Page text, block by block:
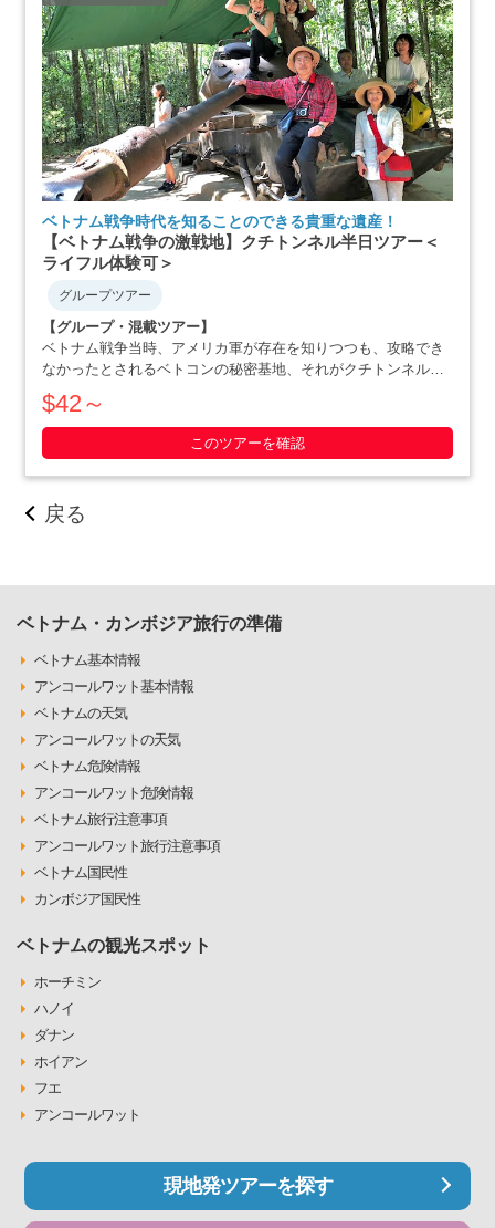
ベトナム戦争時代を知ることのできる貴重な遺産！
【ベトナム戦争の激戦地】クチトンネル半日ツアー＜
ライフル体験可＞
グループツアー
【グループ・混載ツアー】
ベトナム戦争当時、アメリカ軍が存在を知りつつも、攻略でき
なかったとされるベトコンの秘密基地、それがクチトンネルで
す。小柄な体格を活かした戦略で、アメリカ軍を撃退にまで追
いやったベトナム人の作戦の数々や彼らの暮らしぶりを追体験
できます。ホーチミン滞在最終日や、午後か・・・・・
$42～
このツアーを確認
戻る
ベトナム・カンボジア旅行の準備
ベトナム基本情報
アンコールワット基本情報
ベトナムの天気
アンコールワットの天気
ベトナム危険情報
アンコールワット危険情報
ベトナム旅行注意事項
アンコールワット旅行注意事項
ベトナム国民性
カンボジア国民性
ベトナムの観光スポット
ホーチミン
ハノイ
ダナン
ホイアン
フエ
アンコールワット
現地発ツアーを探す